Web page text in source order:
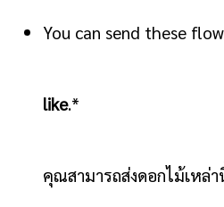
You can send these
like.*
คุณสามารถส่งดอกไม้เหล่